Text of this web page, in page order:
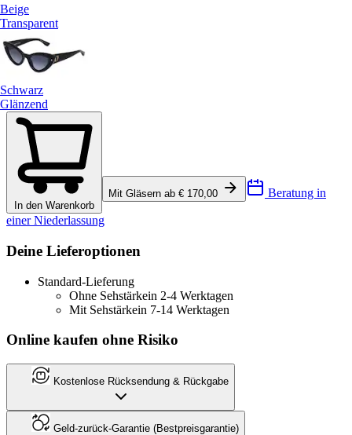
Beige
Transparent
Schwarz
Glänzend
In den Warenkorb
Mit Gläsern ab € 170,00 Beratung in
einer Niederlassung
Deine Lieferoptionen
Standard-Lieferung
Ohne Sehstärkein 2-4 Werktagen
Mit Sehstärkein 7-14 Werktagen
Online kaufen ohne Risiko
Kostenlose Rücksendung & Rückgabe
Geld-zurück-Garantie (Bestpreisgarantie)